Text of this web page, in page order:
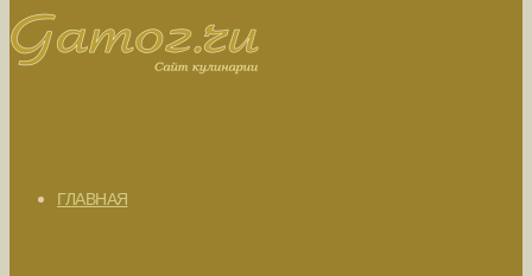
ГЛАВНАЯ